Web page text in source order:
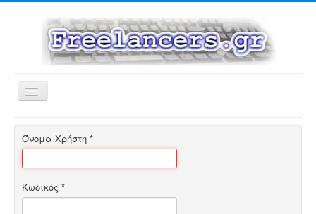
Εναλλαγή
πλοήγησης
Όνομα Χρήστη *
Κωδικός *